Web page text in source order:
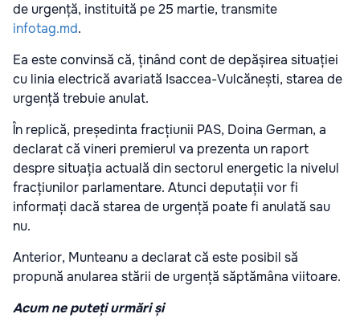
de urgență, instituită pe 25 martie, transmite
infotag.md.
Ea este convinsă că, ținând cont de depășirea situației
cu linia electrică avariată Isaccea-Vulcănești, starea de
urgență trebuie anulat.
În replică, președinta fracțiunii PAS, Doina German, a
declarat că vineri premierul va prezenta un raport
despre situația actuală din sectorul energetic la nivelul
fracțiunilor parlamentare. Atunci deputații vor fi
informați dacă starea de urgență poate fi anulată sau
nu.
Anterior, Munteanu a declarat că este posibil să
propună anularea stării de urgență săptămâna viitoare.
Acum ne puteți urmări și